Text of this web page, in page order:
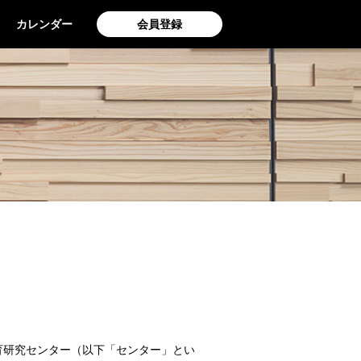
カレンダー 会員登録
究センター（以下「センター」とい